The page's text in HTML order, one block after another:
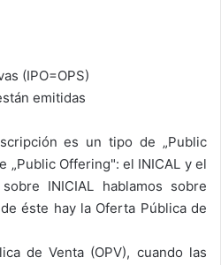
(IPO=OPS)
emitidas
es un tipo de „Public
„Public Offering": el INICAL y el
INICIAL hablamos sobre
éste hay la Oferta Pública de
de Venta (OPV), cuando las